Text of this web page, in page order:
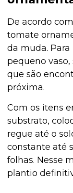
De acordo
tomate
da muda. Para
pequeno
que são
próxima.
Com os itens
substrato,
regue até o
constante até
folhas. Nesse
plantio